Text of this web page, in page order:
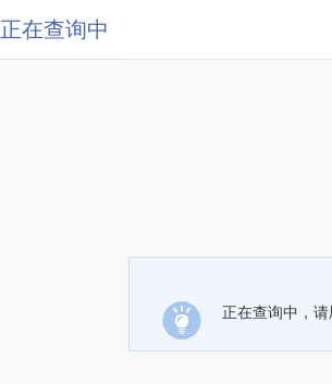
正在查询中
正在查询中，